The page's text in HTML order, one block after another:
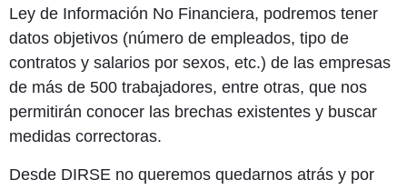
Ley de Información No Financiera, podremos tener
datos objetivos (número de empleados, tipo de
contratos y salarios por sexos, etc.) de las empresas
de más de 500 trabajadores, entre otras, que nos
permitirán conocer las brechas existentes y buscar
medidas correctoras.
Desde DIRSE no queremos quedarnos atrás y por